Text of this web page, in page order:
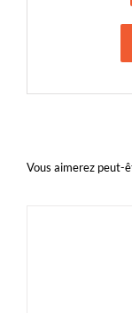
Vous aimerez peut-